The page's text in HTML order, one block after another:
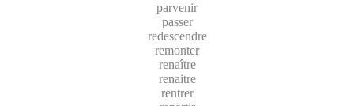
parvenir
passer
redescendre
remonter
renaître
renaitre
rentrer